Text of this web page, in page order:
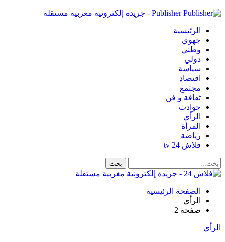
Publisher - جريدة إلكترونية مغربية مستقلة
الرئيسية
جهوي
وطني
دولي
سياسة
اقتصاد
مجتمع
ثقافة و فن
حوادث
الرأي
المرأة
رياضة
فلاش 24 tv
الصفحة الرئيسية
الرأي
صفحة 2
الرأي